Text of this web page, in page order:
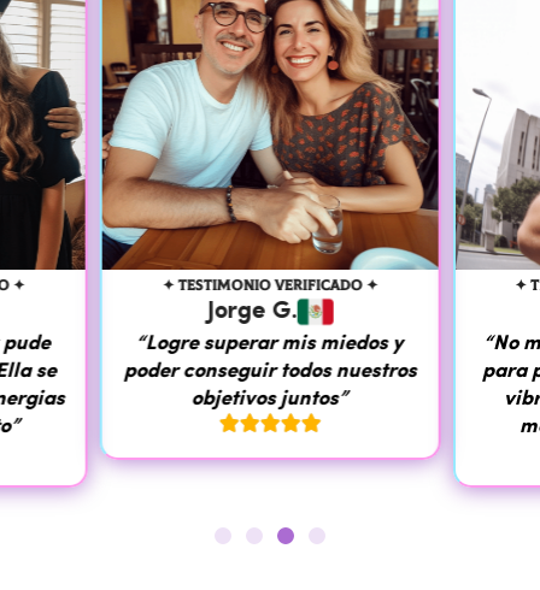
✦ TESTIMONIO VERIFICADO ✦
Jorge G.
“Logre superar mis miedos y
poder conseguir todos nuestros
objetivos juntos”

✦
“No me
para
vibras